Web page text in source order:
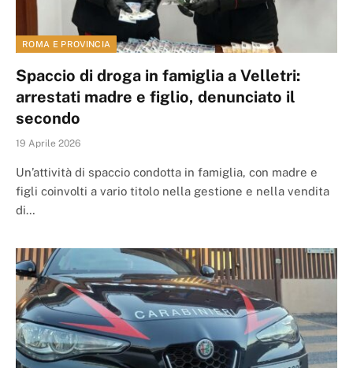
ROMA E PROVINCIA
Spaccio di droga in famiglia a Velletri:
arrestati madre e figlio, denunciato il
secondo
19 Aprile 2026
Un’attività di spaccio condotta in famiglia, con madre e
figli coinvolti a vario titolo nella gestione e nella vendita
di…